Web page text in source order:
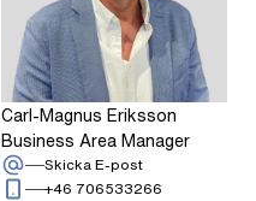
Carl-Magnus Eriksson
Business Area Manager
Skicka E-post: Carl-Magnus
+46 706533266Ring: + 4 6 7